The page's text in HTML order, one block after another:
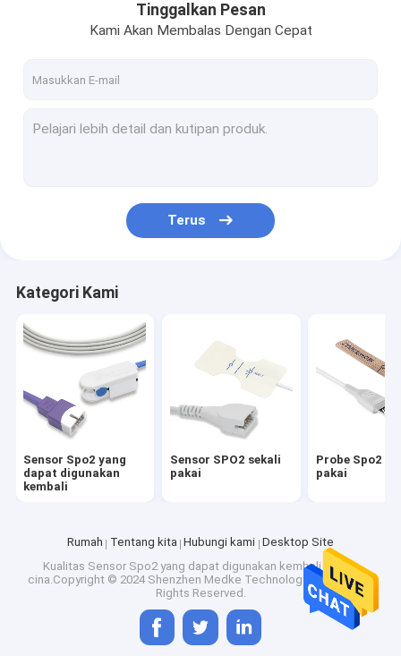
Tinggalkan Pesan
Kami Akan Membalas Dengan Cepat
Terus
Kategori Kami
Sensor Spo2 yang
dapat digunakan
kembali
Sensor SPO2 sekali
pakai
Probe Spo2
pakai
Rumah Tentang kita Hubungi kami Desktop Site
Kualitas Sensor Spo2 yang dapat digunakan kembali Pabrik
cina.Copyright © 2024 Shenzhen Medke Technology Co., Ltd.. All
Rights Reserved.